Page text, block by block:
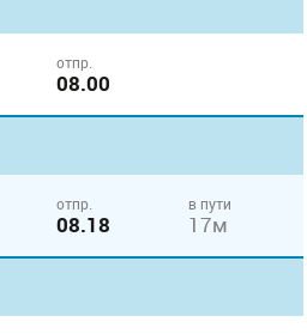
отпр.
08.00
отпр.
08.18
в пути
17м